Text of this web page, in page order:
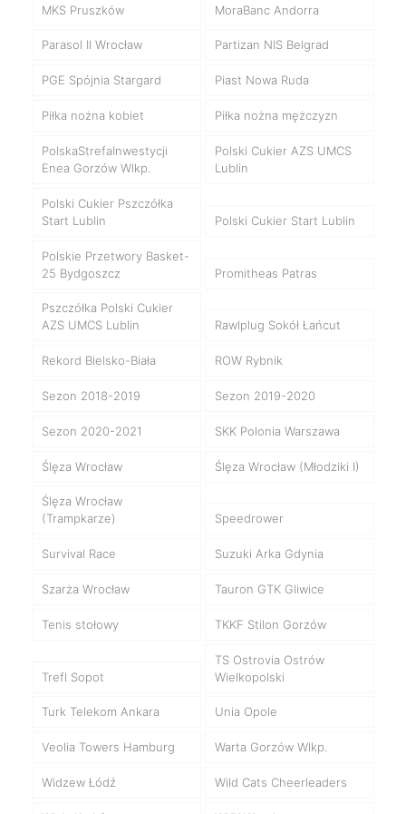
MKS Pruszków MoraBanc Andorra
Parasol II Wrocław Partizan NIS Belgrad
PGE Spójnia Stargard Piast Nowa Ruda
Piłka nożna kobiet Piłka nożna mężczyzn
PolskaStrefaInwestycji
Enea Gorzów Wlkp.
Polski Cukier AZS UMCS
Lublin
Polski Cukier Pszczółka
Start Lublin
Polski Cukier Start Lublin
Polskie Przetwory Basket-
25 Bydgoszcz
Promitheas Patras
Pszczółka Polski Cukier
AZS UMCS Lublin
Rawlplug Sokół Łańcut
Rekord Bielsko-Biała ROW Rybnik
Sezon 2018-2019 Sezon 2019-2020
Sezon 2020-2021 SKK Polonia Warszawa
Ślęza Wrocław Ślęza Wrocław (Młodziki I)
Ślęza Wrocław
(Trampkarze)
Speedrower
Survival Race Suzuki Arka Gdynia
Szarża Wrocław Tauron GTK Gliwice
Tenis stołowy TKKF Stilon Gorzów
Trefl Sopot
TS Ostrovia Ostrów
Wielkopolski
Turk Telekom Ankara Unia Opole
Veolia Towers Hamburg Warta Gorzów Wlkp.
Widzew Łódź Wild Cats Cheerleaders